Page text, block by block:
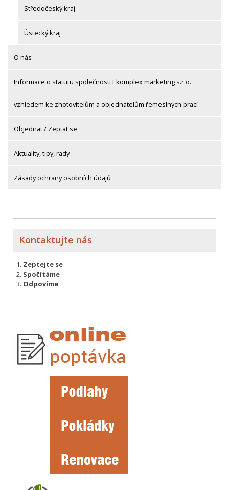
Středočeský kraj
Ústecký kraj
O nás
Informace o statutu společnosti Ekomplex marketing s.r.o.
vzhledem ke zhotovitelům a objednatelům řemeslných prací
Objednat / Zeptat se
Aktuality, tipy, rady
Zásady ochrany osobních údajů
Kontaktujte nás
Zeptejte se
Spočítáme
Odpovíme